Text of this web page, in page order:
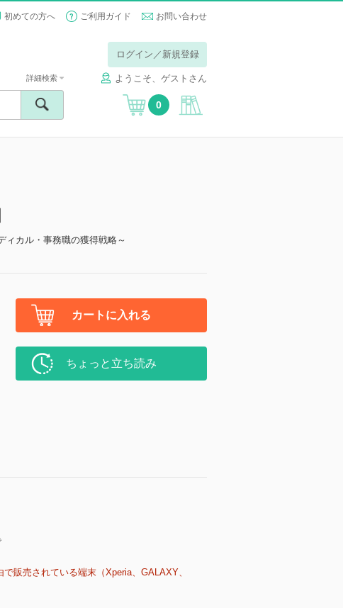
初めての方へ ご利用ガイド お問い合わせ
ログイン／新規登録
ようこそ、ゲストさん
詳細検索
0
カル・事務職の獲得戦略～
カートに入れる
ちょっと立ち読み
販売されている端末（Xperia、GALAXY、